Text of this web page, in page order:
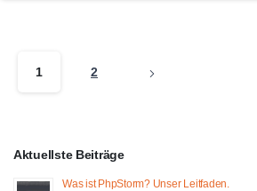
1 2
Aktuellste Beiträge
Was ist PhpStorm? Unser Leitfaden.